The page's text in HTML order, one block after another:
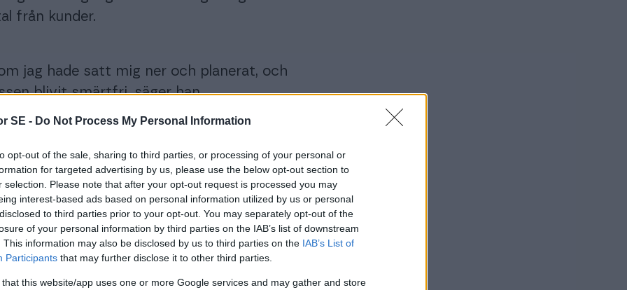
SE - Do Not Process My Personal Information
opt-out of the sale, sharing to third parties, or processing of your personal or
for targeted advertising by us, please use the below opt-out section to
selection. Please note that after your opt-out request is processed you may
interest-based ads based on personal information utilized by us or personal
to third parties prior to your opt-out. You may separately opt-out of the
of your personal information by third parties on the IAB’s list of downstream
This information may also be disclosed by us to third parties on the IAB’s List of
Participants that may further disclose it to other third parties.
that this website/app uses one or more Google services and may gather and store
från kunder.
jag hade satt mig ner och planerat, och
blivit smärtfri, säger han.
med i digitaliseringsplanen, så
de flyttas över.
med omkring tio anställda bör
övergångsperioden. Denne
och kunder, och jobbar fram en ny